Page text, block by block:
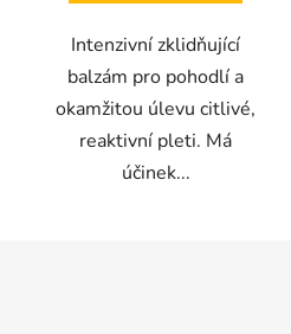
Intenzivní zklidňující
balzám pro pohodlí a
okamžitou úlevu citlivé,
reaktivní pleti. Má
účinek...